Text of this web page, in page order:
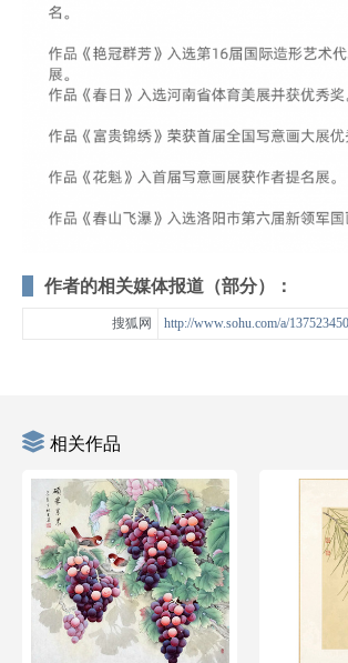
作者的相关媒体报道（部分）：
搜狐网 http://www.sohu.com/a/
相关作品